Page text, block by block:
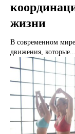
жизни
В современном
движения, которые...